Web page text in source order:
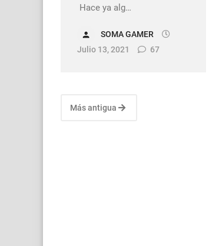
Hace ya alg…
SOMA GAMER
Julio 13, 2021
67
Más antigua